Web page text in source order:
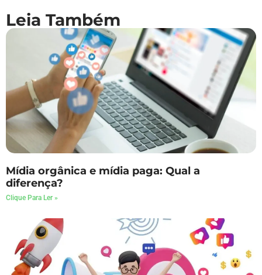
Mídia orgânica e mídia paga: Qual a
diferença?
Clique Para Ler »
Leia Também